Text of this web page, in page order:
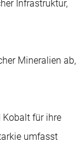
Infrastruktur,
Mineralien ab,
Kobalt für ihre
umfasst